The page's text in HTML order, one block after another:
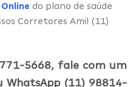
do plano de saúde
Corretores Amil (11)
5668, fale com um
WhatsApp (11) 98814-